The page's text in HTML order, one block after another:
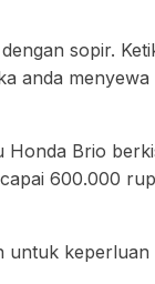
sopir.
anda
Honda Brio
600.000
untuk